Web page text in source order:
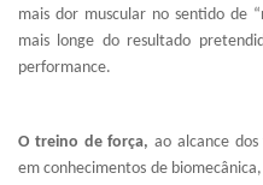
mais dor muscular no sentido de
mais longe do resultado
performance.
O treino de força, ao alcance
em conhecimentos de